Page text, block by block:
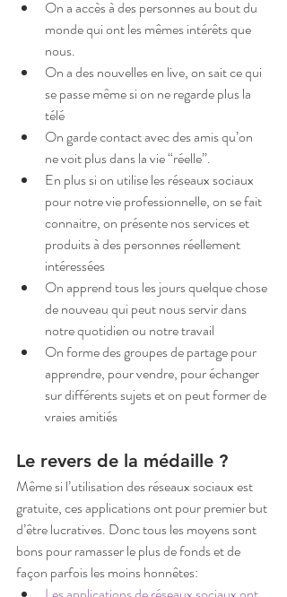
On a accès à des personnes au bout du
monde qui ont les mêmes intérêts que
nous.
On a des nouvelles en live, on sait ce qui
se passe même si on ne regarde plus la
télé
On garde contact avec des amis qu’on
ne voit plus dans la vie “réelle”.
En plus si on utilise les réseaux sociaux
pour notre vie professionnelle, on se fait
connaitre, on présente nos services et
produits à des personnes réellement
intéressées
On apprend tous les jours quelque chose
de nouveau qui peut nous servir dans
notre quotidien ou notre travail
On forme des groupes de partage pour
apprendre, pour vendre, pour échanger
sur différents sujets et on peut former de
vraies amitiés
Le revers de la médaille ?
Même si l’utilisation des réseaux sociaux est
gratuite, ces applications ont pour premier but
d’être lucratives. Donc tous les moyens sont
bons pour ramasser le plus de fonds et de
façon parfois les moins honnêtes: